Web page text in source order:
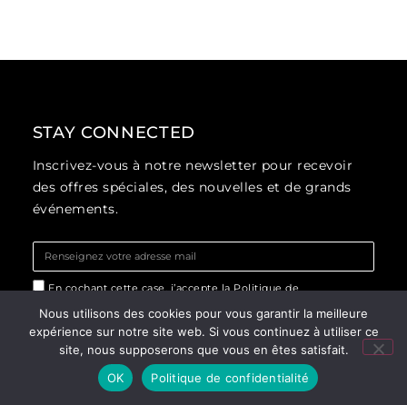
STAY CONNECTED
Inscrivez-vous à notre newsletter pour recevoir
des offres spéciales, des nouvelles et de grands
événements.
En cochant cette case, j’accepte la Politique de
confidentialité de ce site.*
S'inscrire
Nous utilisons des cookies pour vous garantir la meilleure
expérience sur notre site web. Si vous continuez à utiliser ce
site, nous supposerons que vous en êtes satisfait.
OK
Politique de confidentialité